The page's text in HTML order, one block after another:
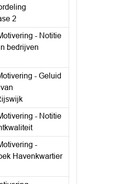
2
- Notitie
bedrijven
- Geluid
- Notitie
-
Havenkwartier